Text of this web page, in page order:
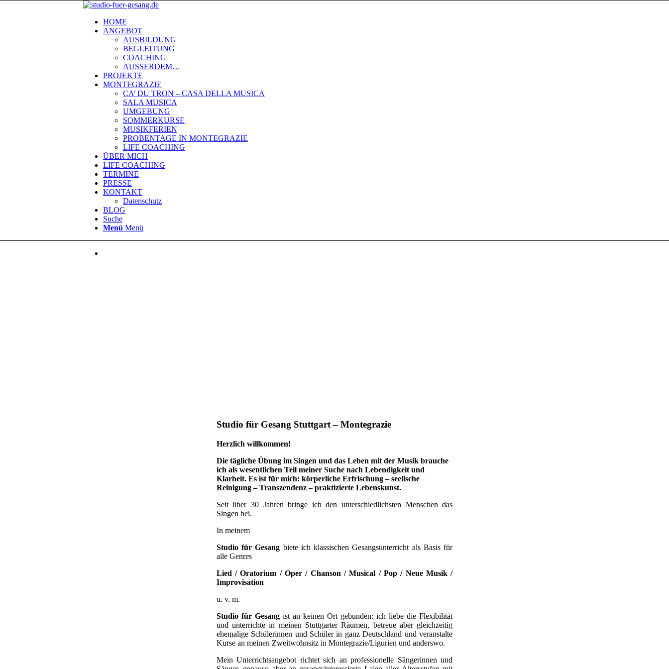
HOME
ANGEBOT
AUSBILDUNG
BEGLEITUNG
COACHING
AUSSERDEM…
PROJEKTE
MONTEGRAZIE
CA’ DU TRON – CASA DELLA MUSICA
SALA MUSICA
UMGEBUNG
SOMMERKURSE
MUSIKFERIEN
PROBENTAGE IN MONTEGRAZIE
LIFE COACHING
ÜBER MICH
LIFE COACHING
TERMINE
PRESSE
KONTAKT
Datenschutz
BLOG
Suche
Menü Menü
Studio für Gesang Stuttgart – Montegrazie
Herzlich willkommen!
Die tägliche Übung im Singen und das Leben mit der Musik brauche
ich als wesentlichen Teil meiner Suche nach Lebendigkeit und
Klarheit. Es ist für mich: körperliche Erfrischung – seelische
Reinigung – Transzendenz – praktizierte Lebenskunst.
Seit über 30 Jahren bringe ich den unterschiedlichsten Menschen das
Singen bei.
In meinem
Studio für Gesang biete ich klassischen Gesangsunterricht als Basis für
alle Genres
Lied / Oratorium / Oper / Chanson / Musical / Pop / Neue Musik /
Improvisation
u. v. m.
Studio für Gesangist an keinen Ort gebunden: ich liebe die Flexibilität
und unterrichte in meinen Stuttgarter Räumen, betreue aber gleichzeitig
ehemalige Schülerinnen und Schüler in ganz Deutschland und veranstalte
Kurse an meinen Zweitwohnsitz in Montegrazie/Ligurien und anderswo.
Mein Unterrichtsangebot richtet sich an professionelle Sängerinnen und